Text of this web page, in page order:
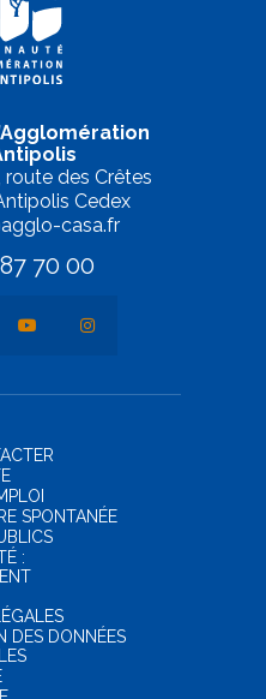
des Crêtes
Cedex
casa.fr
70 00
SPONTANÉE
:
DES DONNÉES